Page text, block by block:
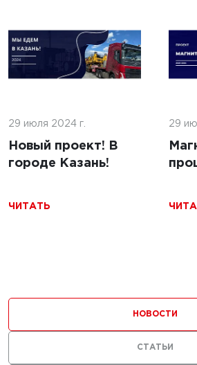
29 июля 2024 г.
Новый проект! В
городе Казань!
ЧИТАТЬ
29
перспективы
ЧИТАТЬ
г.
бетонных
НОВОСТИ
СТАТЬИ